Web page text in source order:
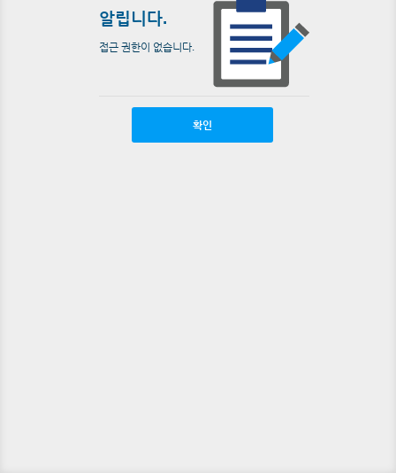
알립니다.
접근 권한이 없습니다.